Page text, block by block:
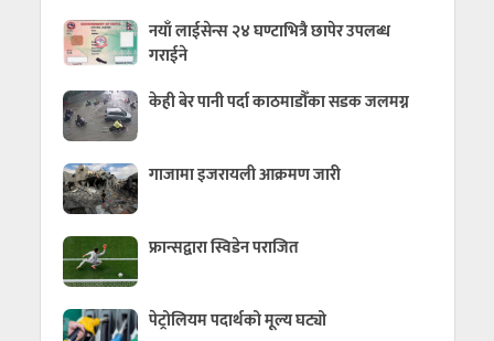
नयाँ लाईसेन्स २४ घण्टाभित्रै छापेर उपलब्ध
गराईने
केही बेर पानी पर्दा काठमाडौँका सडक जलमग्न
गाजामा इजरायली आक्रमण जारी
फ्रान्सद्वारा स्विडेन पराजित
पेट्रोलियम पदार्थको मूल्य घट्यो